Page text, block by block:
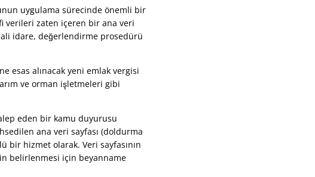
uygulama sürecinde önemli bir
verileri zaten içeren bir ana veri
idare, değerlendirme prosedürü
esas alınacak yeni emlak vergisi
ve orman işletmeleri gibi
eden bir kamu duyurusu
ana veri sayfası (doldurma
bir hizmet olarak. Veri sayfasının
belirlenmesi için beyanname